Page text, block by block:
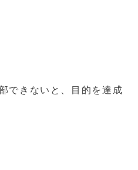
できないと、
目的を達成